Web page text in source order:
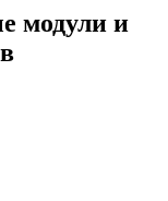
модули и